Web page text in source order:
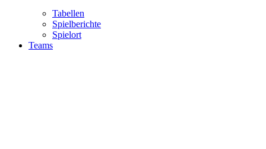
Tabellen
Spielberichte
Spielort
Teams